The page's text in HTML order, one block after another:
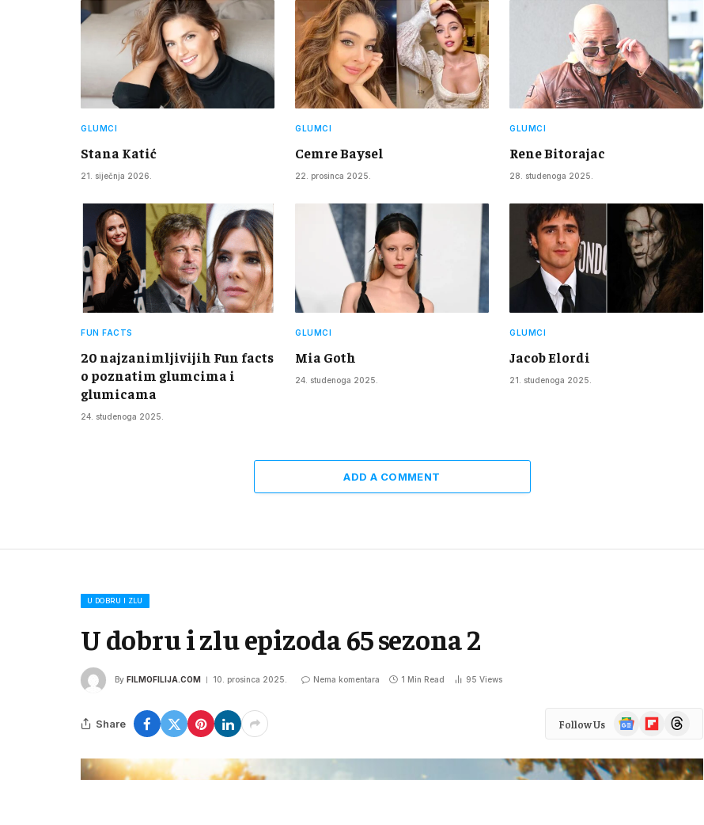
GLUMCI
Stana Katić
21. siječnja 2026.
GLUMCI
Cemre Baysel
22. prosinca 2025.
GLUMCI
Rene Bitorajac
28. studenoga 2025.
FUN FACTS
20 najzanimljivijih Fun facts
o poznatim glumcima i
glumicama
24. studenoga 2025.
GLUMCI
Mia Goth
24. studenoga 2025.
GLUMCI
Jacob Elordi
21. studenoga 2025.
ADD A COMMENT
U DOBRU I ZLU
U dobru i zlu epizoda 65 sezona 2
By FILMOFILIJA.COM 10. prosinca 2025. Nema komentara 1 Min Read 95 Views
Share Follow Us
Google
News
FlipboardThreads